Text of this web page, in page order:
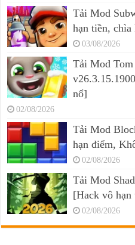
Tải Mod
hạn tiền, chìa
03/08/2026
Tải Mod
nổ]
02/08/2026
Tải Mod
hạn điểm,
02/08/2026
Tải Mod
[Hack vô
02/08/2026